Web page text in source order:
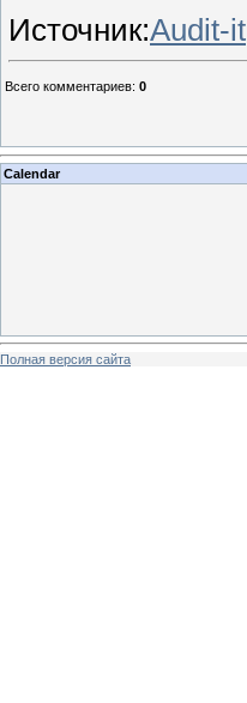
Источник:Audit-it
Всего комментариев: 0
Calendar
Полная версия сайта